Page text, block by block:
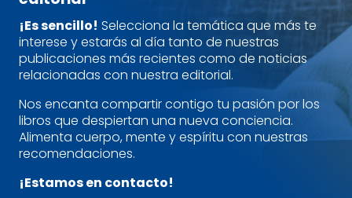
¡Es sencillo! Selecciona la temática que más te
interese y estarás al día tanto de nuestras
publicaciones más recientes como de noticias
relacionadas con nuestra editorial.
Nos encanta compartir contigo tu pasión por los
libros que despiertan una nueva conciencia.
Alimenta cuerpo, mente y espíritu con nuestras
recomendaciones.
¡Estamos en contacto!